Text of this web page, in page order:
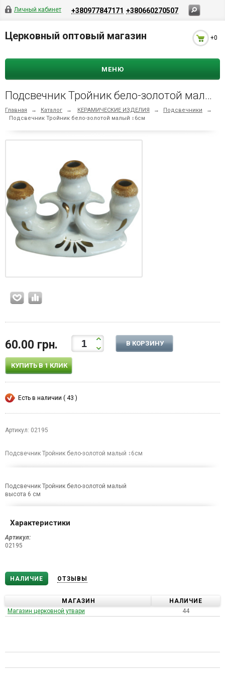
Личный кабинет +380977847171 +380660270507
Церковный оптовый магазин +0
МЕНЮ
Подсвечник Тройник бело-золотой малый ↕6см
Главная → Каталог → КЕРАМИЧЕСКИЕ ИЗДЕЛИЯ → Подсвечники
→
Подсвечник Тройник бело-золотой малый ↕6см
60.00 грн. В КОРЗИНУ
КУПИТЬ В 1 КЛИК
Есть в наличии ( 43 )
Артикул: 02195
Подсвечник Тройник бело-золотой малый ↕6см
Подсвечник Тройник бело-золотой малый
высота 6 см
Характеристики
Артикул:
02195
НАЛИЧИЕ ОТЗЫВЫ
МАГАЗИН
НАЛИЧИЕ
Магазин церковной утвари
44